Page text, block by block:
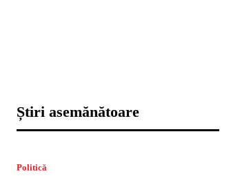
Știri asemănătoare
Politică